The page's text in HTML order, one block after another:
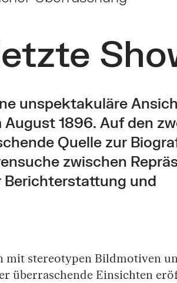
unspektakuläre
August 1896. Auf den
Quelle zur
zwischen
Berichterstattung und
mit stereotypen Bildmotiven
überraschende Einsichten